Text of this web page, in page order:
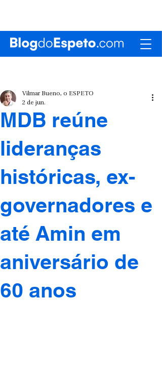
MDB reúne
lideranças
históricas, ex-
governadores e
até Amin em
aniversário de
60 anos
Vilmar Bueno, o ESPETO
2 de jun.